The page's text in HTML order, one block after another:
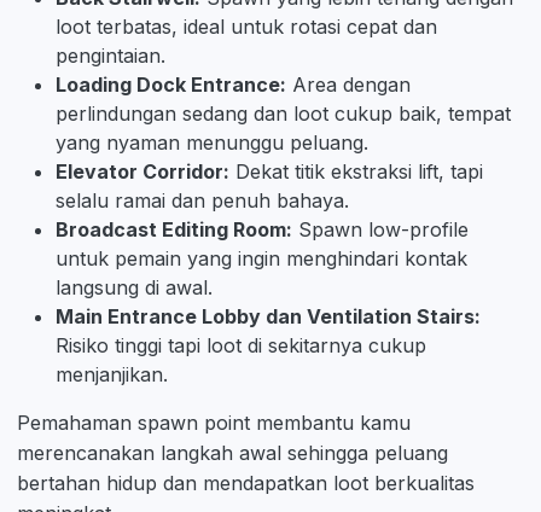
loot terbatas, ideal untuk rotasi cepat dan
pengintaian.
Loading Dock Entrance: Area dengan
perlindungan sedang dan loot cukup baik, tempat
yang nyaman menunggu peluang.
Elevator Corridor: Dekat titik ekstraksi lift, tapi
selalu ramai dan penuh bahaya.
Broadcast Editing Room: Spawn low-profile
untuk pemain yang ingin menghindari kontak
langsung di awal.
Main Entrance Lobby dan Ventilation Stairs:
Risiko tinggi tapi loot di sekitarnya cukup
menjanjikan.
Pemahaman spawn point membantu kamu
merencanakan langkah awal sehingga peluang
bertahan hidup dan mendapatkan loot berkualitas